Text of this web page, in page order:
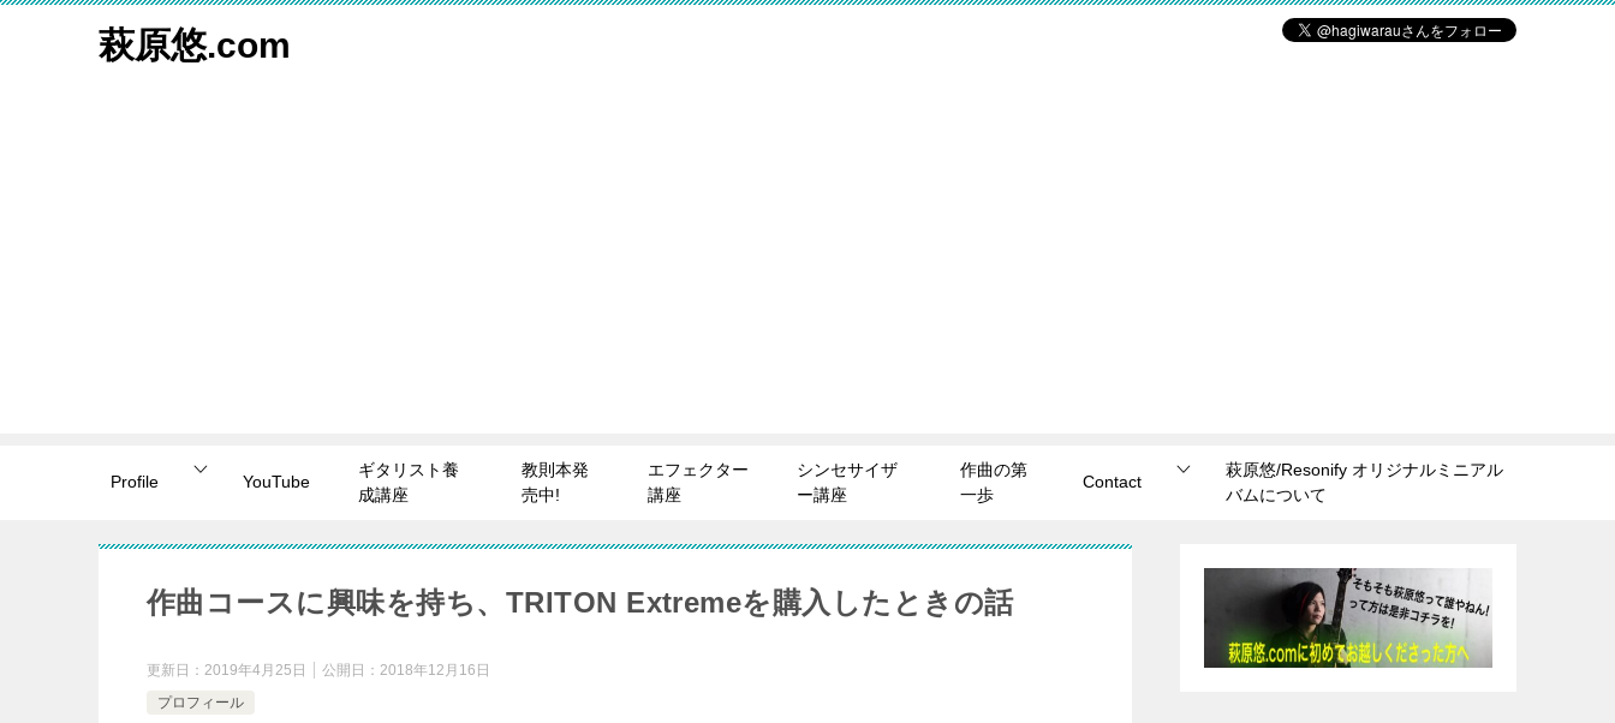
萩原悠.com
Profile YouTube
ギタリスト養
成講座
教則本発
売中!
エフェクター
講座
シンセサイザ
ー講座
作曲の第
一歩
Contact
萩原悠/Resonify オリジナルミニアル
バムについて
作曲コースに興味を持ち、TRITON Extremeを購入したときの話
更新日： 2019年4月25日 公開日： 2018年12月16日
プロフィール